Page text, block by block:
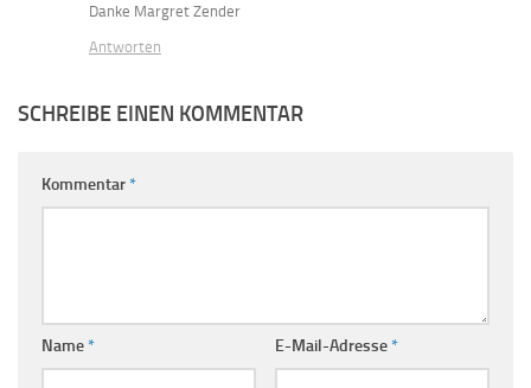
Danke Margret Zender
Antworten
SCHREIBE EINEN KOMMENTAR
Kommentar*
Name* E-Mail-Adresse*